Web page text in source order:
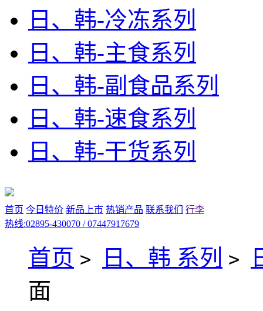
日、韩-冷冻系列
日、韩-主食系列
日、韩-副食品系列
日、韩-速食系列
日、韩-干货系列
首页 今日特价 新品上市 热销产品 联系我们
行李
热线:02895-430070 / 07447917679
首页 > 日、韩 系列 >
面